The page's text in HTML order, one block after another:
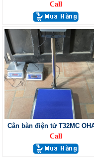
Call
Cân bàn điện tử T32MC
Call